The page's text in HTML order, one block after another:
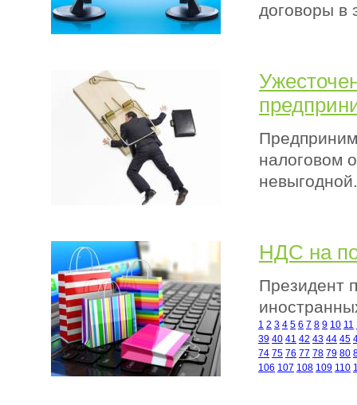
договоры в
налоговом
невыгодной.
НДС на
Президент
1 2 3 4 5 6 7 8 9 10 11
39 40 41 42 43 44 45
74 75 76 77 78 79 80
106 107 108 109 110